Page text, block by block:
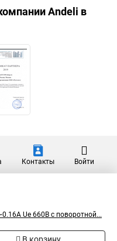
Andeli в
Контакты Войти
Ue 660В с поворотной...